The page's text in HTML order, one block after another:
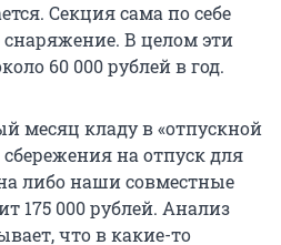
Секция сама по себе
В целом эти
60 000рублей в год.
месяц кладу в «отпускной
на отпуск для
либо наши совместные
175 000 рублей. Анализ
что в какие-то